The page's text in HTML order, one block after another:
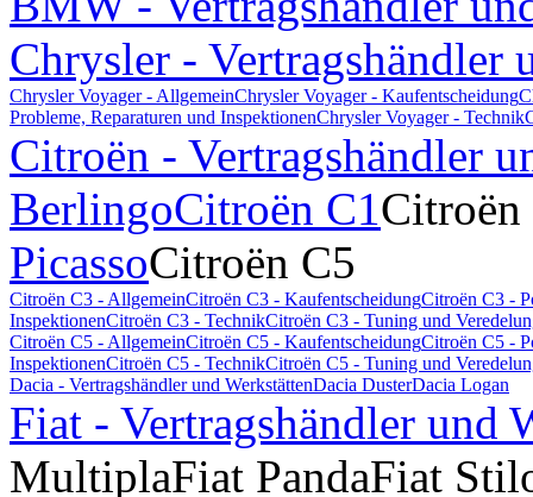
Chrysler - Vertragshändler
Chrysler Voyager - AllgemeinChrysler Voyager - Kaufentscheidung
Probleme, Reparaturen und InspektionenChrysler Voyager - Technik
Citroën - Vertragshändler
BerlingoCitroën C1Citroën
PicassoCitroën C5
Citroën C3 - AllgemeinCitroën C3 - KaufentscheidungCitroën C3 -
InspektionenCitroën C3 - TechnikCitroën C3 - Tuning und
Citroën C5 - AllgemeinCitroën C5 - KaufentscheidungCitroën C5 -
InspektionenCitroën C5 - TechnikCitroën C5 - Tuning und
Dacia - Vertragshändler und WerkstättenDacia DusterDacia Logan
Fiat - Vertragshändler und
MultiplaFiat PandaFiat